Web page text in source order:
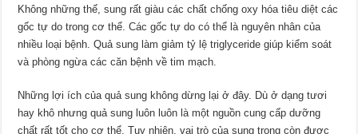
Không những thế, sung rất giàu các chất chống oxy hóa tiêu diệt các
gốc tự do trong cơ thể. Các gốc tự do có thể là nguyên nhân của
nhiều loại bệnh. Quả sung làm giảm tỷ lệ triglyceride giúp kiểm soát
và phòng ngừa các căn bệnh về tim mạch.
Những lợi ích của quả sung không dừng lại ở đây. Dù ở dạng tươi
hay khô nhưng quả sung luôn luôn là một nguồn cung cấp dưỡng
chất rất tốt cho cơ thể. Tuy nhiên, vai trò của sung trong còn được